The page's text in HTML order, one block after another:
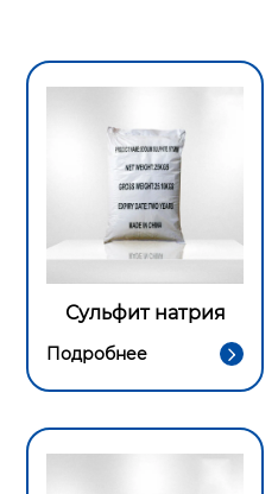
Сульфит натрия
Подробнее 